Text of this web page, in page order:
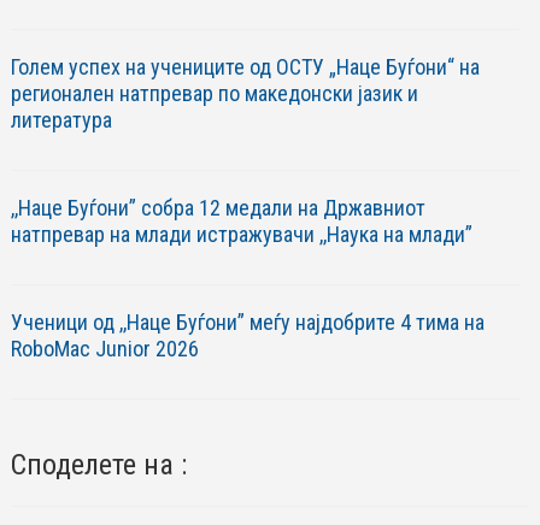
Голем успех на учениците од ОСТУ „Наце Буѓони“ на
регионален натпревар по македонски јазик и
литература
,,Наце Буѓони” собра 12 медали на Државниот
натпревар на млади истражувачи ,,Наука на млади”
Ученици од ,,Наце Буѓони” меѓу најдобрите 4 тима на
RoboМac Junior 2026
Споделете на :